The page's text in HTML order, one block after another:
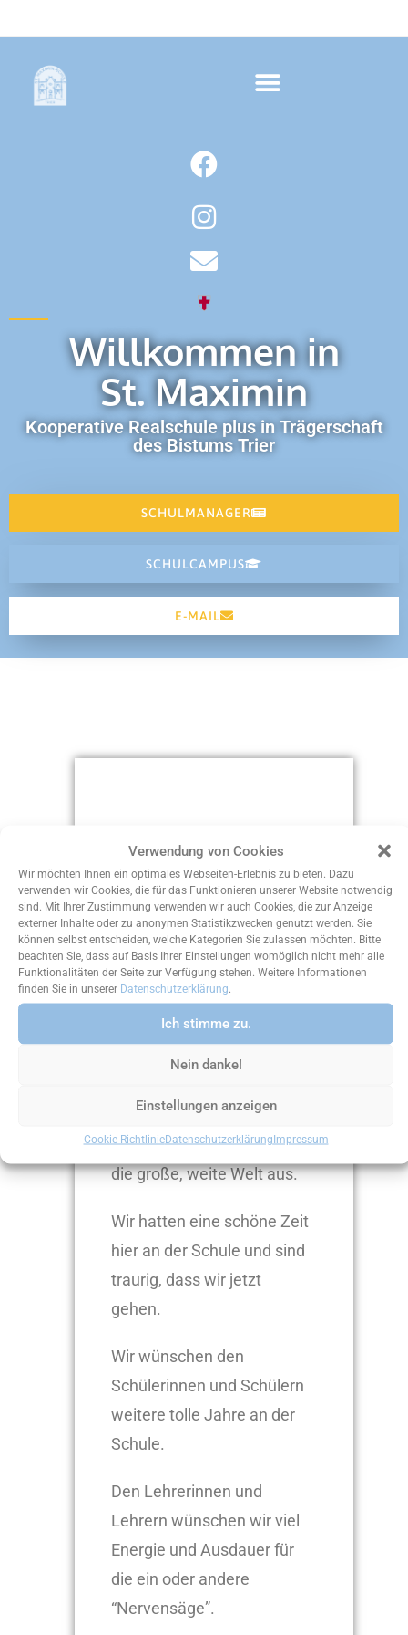
Verwendung von Cookies
Wir möchten Ihnen ein optimales Webseiten-Erlebnis zu bieten. Dazu
verwenden wir Cookies, die für das Funktionieren unserer Website notwendig
sind. Mit Ihrer Zustimmung verwenden wir auch Cookies, die zur Anzeige
externer Inhalte oder zu anonymen Statistikzwecken genutzt werden. Sie
können selbst entscheiden, welche Kategorien Sie zulassen möchten. Bitte
beachten Sie, dass auf Basis Ihrer Einstellungen womöglich nicht mehr alle
Funktionalitäten der Seite zur Verfügung stehen. Weitere Informationen
finden Sie in unserer Datenschutzerklärung.
Ich stimme zu.
Nein danke!
Einstellungen anzeigen
Cookie-RichtlinieDatenschutzerklärungImpressum
Willkommen in
St. Maximin
Kooperative Realschule plus in Trägerschaft
des Bistums Trier
SCHULMANAGER
SCHULCAMPUS
E-MAIL
Wir sagen:
“Tschö!”
Die Klasse 9c schwärmt in
die große, weite Welt aus.
Wir hatten eine schöne Zeit
hier an der Schule und sind
traurig, dass wir jetzt
gehen.
Wir wünschen den
Schülerinnen und Schülern
weitere tolle Jahre an der
Schule.
Den Lehrerinnen und
Lehrern wünschen wir viel
Energie und Ausdauer für
die ein oder andere
“Nervensäge”.